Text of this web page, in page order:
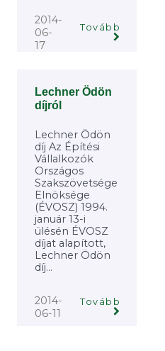
2014-
06-
17
Tovább
Lechner Ödön
díjról
Lechner Ödön
díj Az Építési
Vállalkozók
Országos
Szakszövetsége
Elnöksége
(ÉVOSZ) 1994.
január 13-i
ülésén ÉVOSZ
díjat alapított,
Lechner Ödön
díj...
2014-
06-11
Tovább